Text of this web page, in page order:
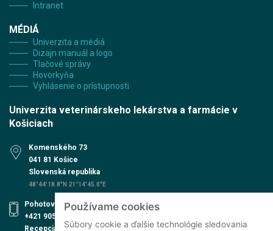
Používame cookies
Súbory cookie a ďalšie technológie sledovania
Intranet
MÉDIÁ
Univerzita a médiá
Dizajn manuál a logo
Tlačové správy
Hovorkyňa
Vyhlásenie o prístupnosti
Univerzita veterinárskeho lekárstva a farmácie v
Košiciach
Komenského 73
041 81 Košice
Slovenská republika
48°44'18.8"N 21°14'45.0"E
Pohotovosť UVN
+421 905 579 559
Recepcia UVN